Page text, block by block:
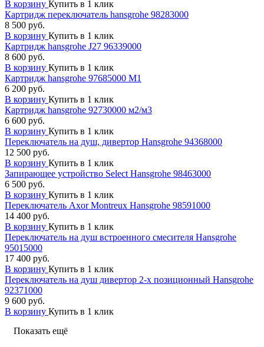
В корзину Купить в 1 клик
Картридж переключатель hansgrohe 98283000
8 500 руб.
В корзину Купить в 1 клик
Картридж hansgrohe J27 96339000
8 600 руб.
В корзину Купить в 1 клик
Картридж hansgrohe 97685000 М1
6 200 руб.
В корзину Купить в 1 клик
Картридж hansgrohe 92730000 м2/м3
6 600 руб.
В корзину Купить в 1 клик
Переключатель на душ, дивертор Hansgrohe 94368000
12 500 руб.
В корзину Купить в 1 клик
Запирающее устройство Select Hansgrohe 98463000
6 500 руб.
В корзину Купить в 1 клик
Переключатель Axor Montreux Hansgrohe 98591000
14 400 руб.
В корзину Купить в 1 клик
Переключатель на душ встроенного смесителя Hansgrohe
95015000
17 400 руб.
В корзину Купить в 1 клик
Переключатель на душ дивертор 2-х позиционный Hansgrohe
92371000
9 600 руб.
В корзину Купить в 1 клик
Показать ещё